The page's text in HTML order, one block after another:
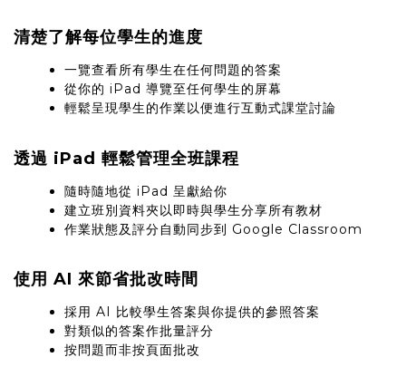
清楚了解每位學生的進度
一覽查看所有學生在任何問題的答案
從你的 iPad 導覽至任何學生的屏幕
輕鬆呈現學生的作業以便進行互動式課堂討論
透過 iPad 輕鬆管理全班課程
隨時隨地從 iPad 呈獻給你
建立班別資料夾以即時與學生分享所有教材
作業狀態及評分自動同步到 Google Classroom
使用 AI 來節省批改時間
採用 AI 比較學生答案與你提供的參照答案
對類似的答案作批量評分
按問題而非按頁面批改